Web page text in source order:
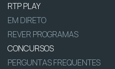
RTP PLAY
EM DIRETO
REVER PROGRAMAS
CONCURSOS
PERGUNTAS FREQUENTES